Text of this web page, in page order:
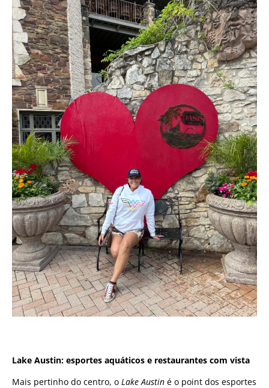
Lake Austin: esportes aquáticos e restaurantes com vista
Mais pertinho do centro, o Lake Austin é o point dos esportes